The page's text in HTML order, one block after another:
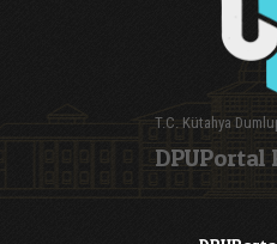
T.C. Kütahya